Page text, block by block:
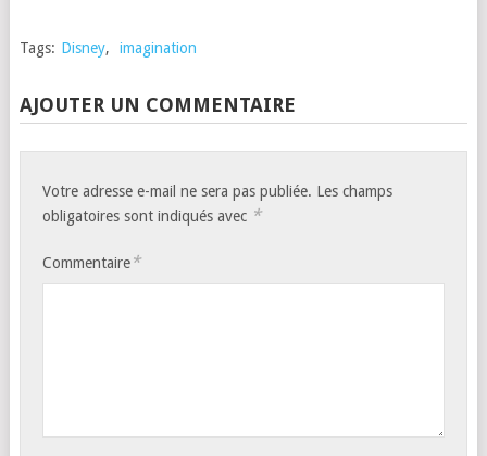
Tags: Disney, imagination
AJOUTER UN COMMENTAIRE
Votre adresse e-mail ne sera pas publiée. Les champs
obligatoires sont indiqués avec *
Commentaire*